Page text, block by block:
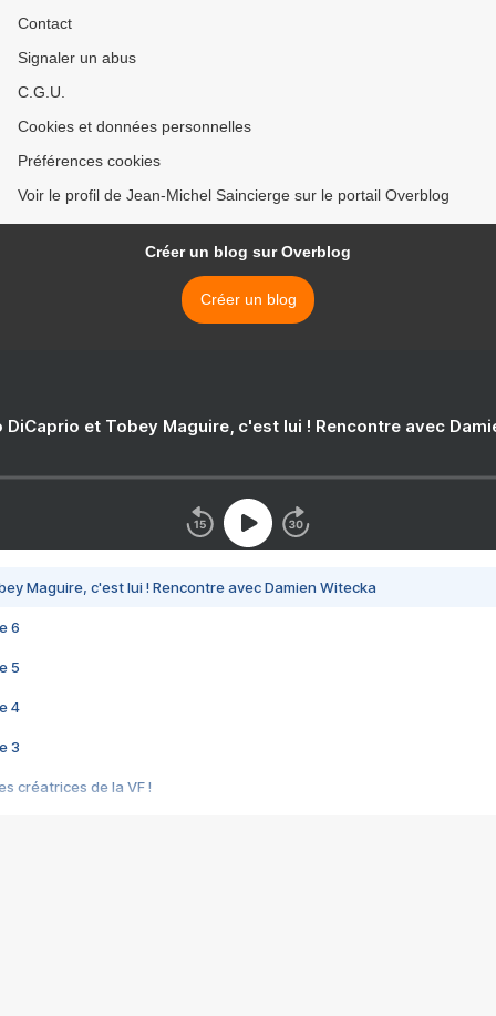
Contact
Signaler un abus
C.G.U.
Cookies et données personnelles
Préférences cookies
Voir le profil de Jean-Michel Saincierge sur le portail Overblog
Créer un blog sur Overblog
Créer un blog
DiCaprio et Tobey Maguire, c'est lui ! Rencontre avec
Maguire, c'est lui ! Rencontre avec Damien Witecka
6
5
4
3
créatrices de la VF !